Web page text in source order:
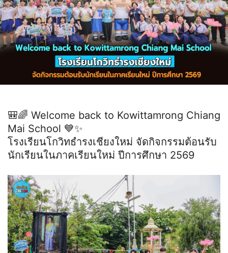
🎒🌈 Welcome back to Kowittamrong Chiang
Mai School 💙✨
โรงเรียนโกวิทธำรงเชียงใหม่ จัดกิจกรรมต้อนรับ
นักเรียนในภาคเรียนใหม่ ปีการศึกษา 2569